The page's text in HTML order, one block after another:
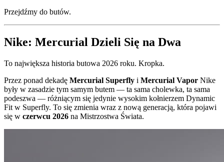
Przejdźmy do butów.
Nike: Mercurial Dzieli Się na Dwa
To największa historia butowa 2026 roku. Kropka.
Przez ponad dekadę Mercurial Superfly i Mercurial Vapor Nike
były w zasadzie tym samym butem — ta sama cholewka, ta sama
podeszwa — różniącym się jedynie wysokim kołnierzem Dynamic
Fit w Superfly. To się zmienia wraz z nową generacją, która pojawi
się w czerwcu 2026 na Mistrzostwa Świata.